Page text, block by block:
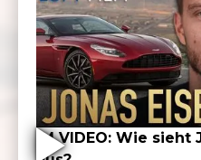
IM VIDEO: Wie